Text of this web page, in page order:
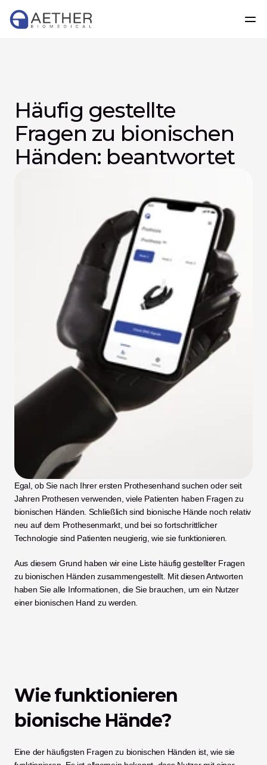
Häufig gestellte
Fragen zu bionischen
Händen: beantwortet
Egal, ob Sie nach Ihrer ersten Prothesenhand suchen oder seit
Jahren Prothesen verwenden, viele Patienten haben Fragen zu
bionischen Händen. Schließlich sind bionische Hände noch relativ
neu auf dem Prothesenmarkt, und bei so fortschrittlicher
Technologie sind Patienten neugierig, wie sie funktionieren.
Aus diesem Grund haben wir eine Liste häufig gestellter Fragen
zu bionischen Händen zusammengestellt. Mit diesen Antworten
haben Sie alle Informationen, die Sie brauchen, um ein Nutzer
einer bionischen Hand zu werden.
Wie funktionieren
bionische Hände?
Eine der häufigsten Fragen zu bionischen Händen ist, wie sie